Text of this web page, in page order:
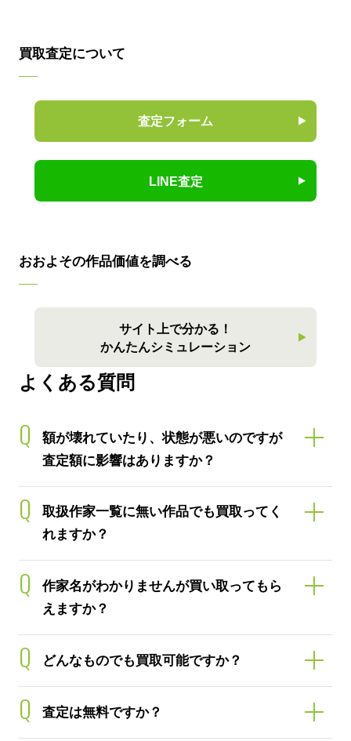
買取査定について
査定フォーム
LINE査定
おおよその作品価値を調べる
サイト上で分かる！
かんたんシミュレーション
よくある質問
Q
額が壊れていたり、状態が悪いのですが
査定額に影響はありますか？
Q
取扱作家一覧に無い作品でも買取ってく
れますか？
Q
作家名がわかりませんが買い取ってもら
えますか？
Q どんなものでも買取可能ですか？
Q 査定は無料ですか？